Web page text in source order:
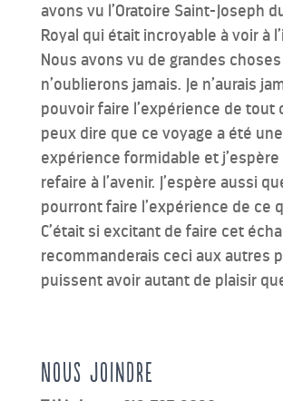
avons vu l’Oratoire Saint-Joseph
Royal qui était incroyable à voir à
Nous avons vu de grandes
n’oublierons jamais. Je n’aurais
pouvoir faire l’expérience de tout
peux dire que ce voyage a été une
expérience formidable et
refaire à l’avenir. J’espère aussi
pourront faire l’expérience de ce
C’était si excitant de faire cet
recommanderais ceci aux autres
puissent avoir autant de plaisir
Nous joindre